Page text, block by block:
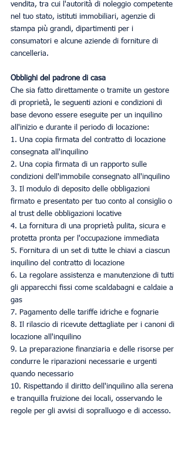
vendita, tra cui l'autorità di noleggio competente
nel tuo stato, istituti immobiliari, agenzie di
stampa più grandi, dipartimenti per i
consumatori e alcune aziende di forniture di
cancelleria.
Obblighi del padrone di casa
Che sia fatto direttamente o tramite un gestore
di proprietà, le seguenti azioni e condizioni di
base devono essere eseguite per un inquilino
all'inizio e durante il periodo di locazione:
1. Una copia firmata del contratto di locazione
consegnata all'inquilino
2. Una copia firmata di un rapporto sulle
condizioni dell'immobile consegnato all'inquilino
3. Il modulo di deposito delle obbligazioni
firmato e presentato per tuo conto al consiglio o
al trust delle obbligazioni locative
4. La fornitura di una proprietà pulita, sicura e
protetta pronta per l'occupazione immediata
5. Fornitura di un set di tutte le chiavi a ciascun
inquilino del contratto di locazione
6. La regolare assistenza e manutenzione di tutti
gli apparecchi fissi come scaldabagni e caldaie a
gas
7. Pagamento delle tariffe idriche e fognarie
8. Il rilascio di ricevute dettagliate per i canoni di
locazione all'inquilino
9. La preparazione finanziaria e delle risorse per
condurre le riparazioni necessarie e urgenti
quando necessario
10. Rispettando il diritto dell'inquilino alla serena
e tranquilla fruizione dei locali, osservando le
regole per gli avvisi di sopralluogo e di accesso.